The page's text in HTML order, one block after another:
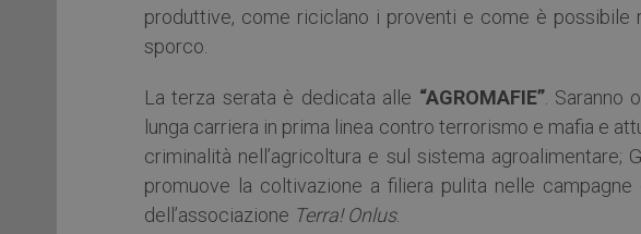
produttive, come riciclano i proventi e come è possibile
sporco.
La terza serata è dedicata alle “AGROMAFIE”. Saranno
lunga carriera in prima linea contro terrorismo e mafia e
criminalità nell’agricoltura e sul sistema agroalimentare;
promuove la coltivazione a filiera pulita nelle
dell’associazione Terra! Onlus.